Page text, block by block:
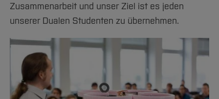
Zusammenarbeit und unser Ziel ist es jeden
unserer Dualen Studenten zu übernehmen.